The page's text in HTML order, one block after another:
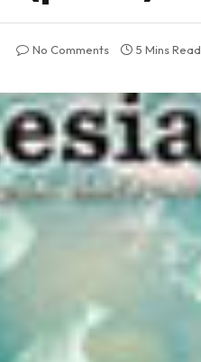
No Comments 5 Mins Read